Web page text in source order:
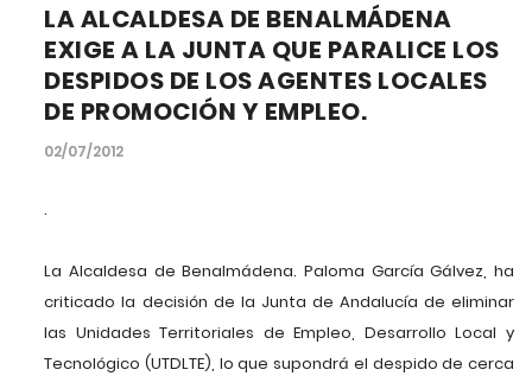
LA ALCALDESA DE BENALMÁDENA
EXIGE A LA JUNTA QUE PARALICE LOS
DESPIDOS DE LOS AGENTES LOCALES
DE PROMOCIÓN Y EMPLEO.
02/07/2012
.
La Alcaldesa de Benalmádena. Paloma García Gálvez, ha
criticado la decisión de la Junta de Andalucía de eliminar
las Unidades Territoriales de Empleo, Desarrollo Local y
Tecnológico (UTDLTE), lo que supondrá el despido de cerca